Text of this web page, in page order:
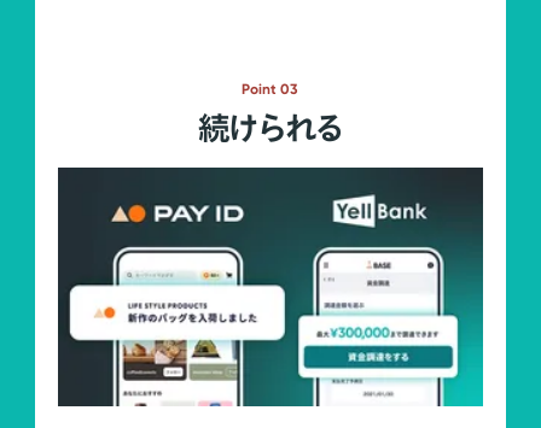
Point 03
続けられる